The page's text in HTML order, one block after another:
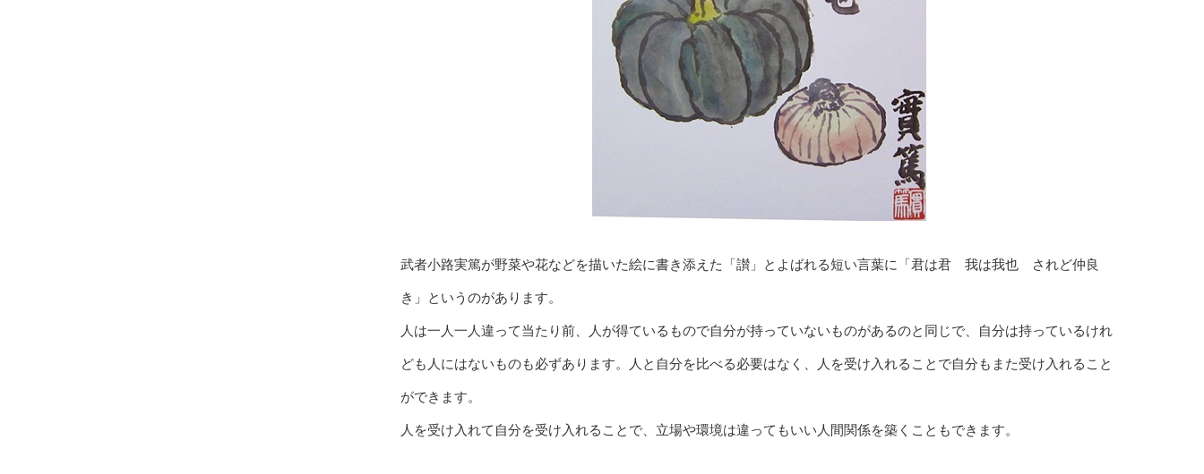
武者小路実篤が野菜や花などを描いた絵に書き添えた「讃」とよばれる短い言葉に「君は君 我は我也 されど仲良
き」というのがあります。
人は一人一人違って当たり前、人が得ているもので自分が持っていないものがあるのと同じで、自分は持っているけれ
ども人にはないものも必ずあります。人と自分を比べる必要はなく、人を受け入れることで自分もまた受け入れること
ができます。
人を受け入れて自分を受け入れることで、立場や環境は違ってもいい人間関係を築くこともできます。